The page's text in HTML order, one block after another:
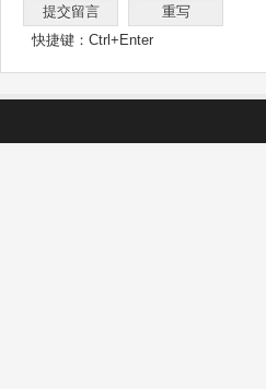
快捷键：Ctrl+Enter